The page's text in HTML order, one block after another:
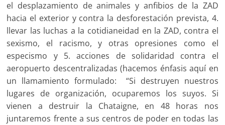
el desplazamiento de animales y anfibios de la ZAD
hacia el exterior y contra la desforestación prevista, 4.
llevar las luchas a la cotidianeidad en la ZAD, contra el
sexismo, el racismo, y otras opresiones como el
especismo y 5. acciones de solidaridad contra el
aeropuerto descentralizadas (hacemos énfasis aquí en
un llamamiento formulado: “Si destruyen nuestros
lugares de organización, ocuparemos los suyos. Si
vienen a destruir la Chataigne, en 48 horas nos
juntaremos frente a sus centros de poder en todas las